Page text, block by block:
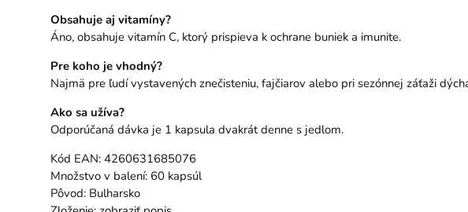
Obsahuje aj vitamíny?
Áno, obsahuje vitamín C, ktorý prispieva k ochrane buniek a imunite.
Pre koho je vhodný?
Najmä pre ľudí vystavených znečisteniu, fajčiarov alebo pri sezónnej záťaži
Ako sa užíva?
Odporúčaná dávka je 1 kapsula dvakrát denne s jedlom.
Kód EAN: 4260631685076
Množstvo v balení: 60 kapsúl
Pôvod: Bulharsko